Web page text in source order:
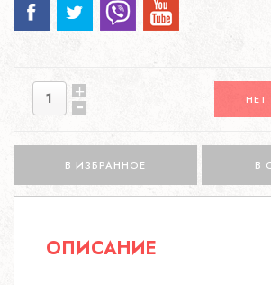
В ИЗБРАННОЕ В
ОПИСАНИЕ